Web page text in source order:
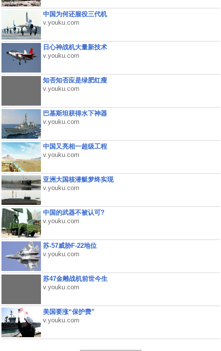
中国为何还服役三代机
v.youku.com
日心神战机大量新技术
v.youku.com
知否知否应是绿肥红瘦
v.youku.com
巴基斯坦获得水下神器
v.youku.com
中国又亮相一超级工程
v.youku.com
亚洲大国核潜艇梦终实现
v.youku.com
中国的武器不被认可?
v.youku.com
苏-57威胁F-22地位
v.youku.com
苏47金雕战机前世今生
v.youku.com
美国要涨“保护费”
v.youku.com